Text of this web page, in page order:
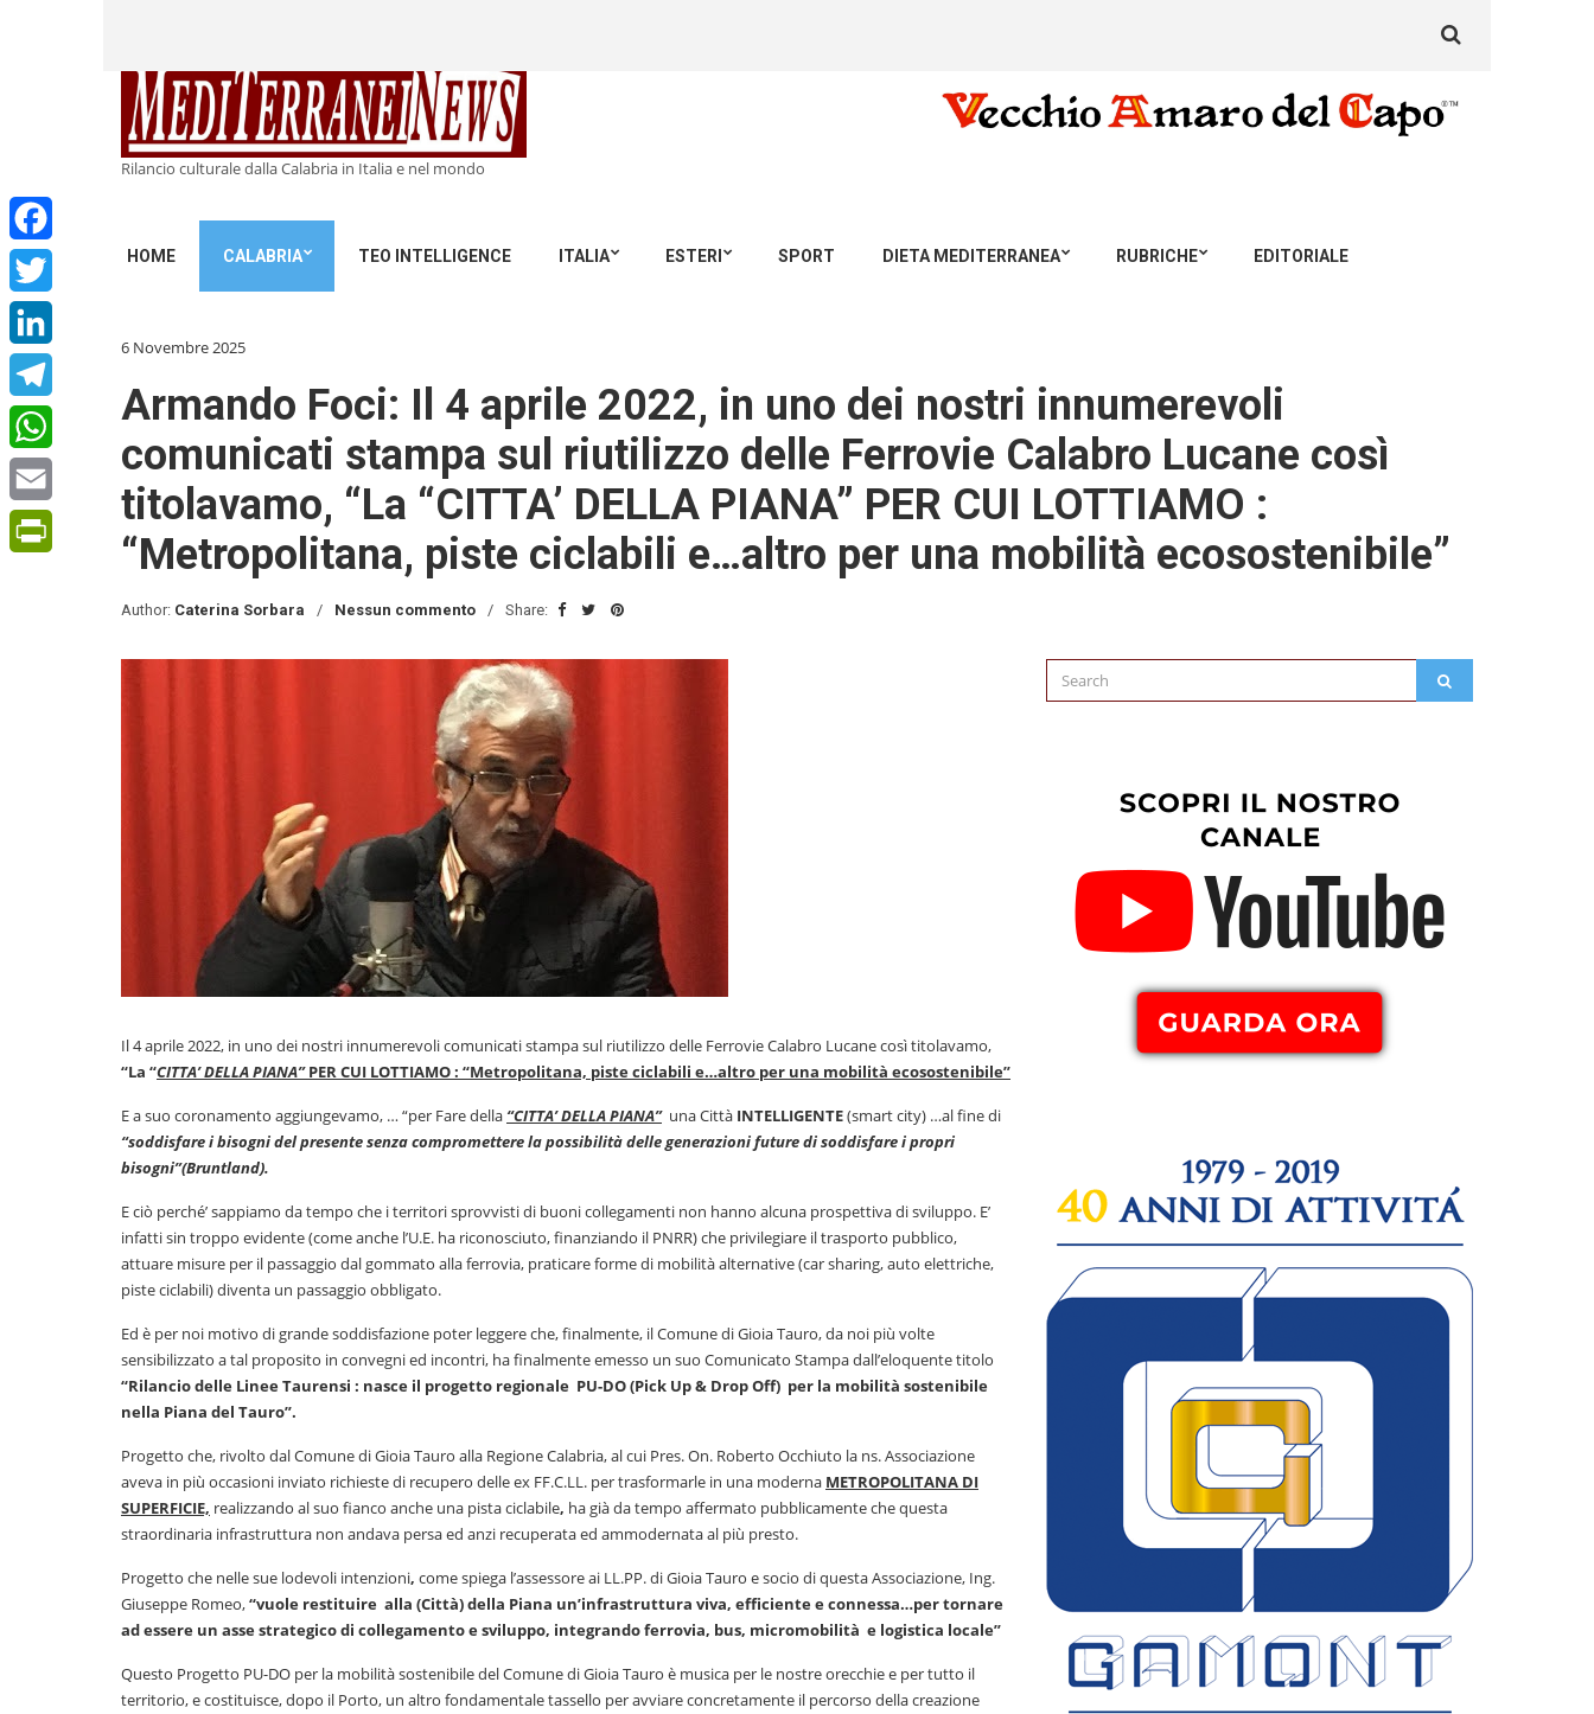
Rilancio culturale dalla Calabria in Italia e nel mondo
HOME CALABRIA TEO INTELLIGENCE ITALIA ESTERI SPORT DIETA MEDITERRANEA RUBRICHE EDITORIALE
for:
Facebook
Twitter
LinkedIn
Telegram
WhatsApp
Email
6 Novembre 2025
Armando Foci: Il 4 aprile 2022, in uno dei nostri innumerevoli
comunicati stampa sul riutilizzo delle Ferrovie Calabro Lucane così
titolavamo, “La “CITTA’ DELLA PIANA” PER CUI LOTTIAMO :
“Metropolitana, piste ciclabili e…altro per una mobilità ecosostenibile”
Author: Caterina Sorbara Nessun commento Share:
Il 4 aprile 2022, in uno dei nostri innumerevoli comunicati stampa sul riutilizzo delle Ferrovie Calabro Lucane così titolavamo,
“La “CITTA’ DELLA PIANA”PER CUI LOTTIAMO : “Metropolitana, piste ciclabili e…altro per una mobilità ecosostenibile”
E a suo coronamento aggiungevamo, … “per Fare della “CITTA’ DELLA PIANA”una Città INTELLIGENTE(smart city) …al fine di
“soddisfare i bisogni del presente senza compromettere la possibilità delle generazioni future di soddisfare i propri
bisogni”(Bruntland).
E ciò perché’ sappiamo da tempo che i territori sprovvisti di buoni collegamenti non hanno alcuna prospettiva di sviluppo. E’
infatti sin troppo evidente (come anche l’U.E. ha riconosciuto, finanziando il PNRR) che privilegiare il trasporto pubblico,
attuare misure per il passaggio dal gommato alla ferrovia, praticare forme di mobilità alternative (car sharing, auto elettriche,
piste ciclabili) diventa un passaggio obbligato.
Ed è per noi motivo di grande soddisfazione poter leggere che, finalmente, il Comune di Gioia Tauro, da noi più volte
sensibilizzato a tal proposito in convegni ed incontri, ha finalmente emesso un suo Comunicato Stampa dall’eloquente titolo
“Rilancio delle Linee Taurensi : nasce il progetto regionale PU-DO (Pick Up & Drop Off) per la mobilità sostenibile
nella Piana del Tauro”.
Progetto che, rivolto dal Comune di Gioia Tauro alla Regione Calabria, al cui Pres. On. Roberto Occhiuto la ns. Associazione
aveva in più occasioni inviato richieste di recupero delle ex FF.C.LL. per trasformarle in una moderna METROPOLITANA DI
SUPERFICIE, realizzando al suo fianco anche una pista ciclabile, ha già da tempo affermato pubblicamente che questa
straordinaria infrastruttura non andava persa ed anzi recuperata ed ammodernata al più presto.
Progetto che nelle sue lodevoli intenzioni, come spiega l’assessore ai LL.PP. di Gioia Tauro e socio di questa Associazione, Ing.
Giuseppe Romeo,“vuole restituire alla (Città) della Piana un’infrastruttura viva, efficiente e connessa…per tornare
ad essere un asse strategico di collegamento e sviluppo, integrando ferrovia, bus, micromobilità e logistica locale”
Questo Progetto PU-DO per la mobilità sostenibile del Comune di Gioia Tauro è musica per le nostre orecchie e per tutto il
territorio, e costituisce, dopo il Porto, un altro fondamentale tassello per avviare concretamente il percorso della creazione
Search
for: